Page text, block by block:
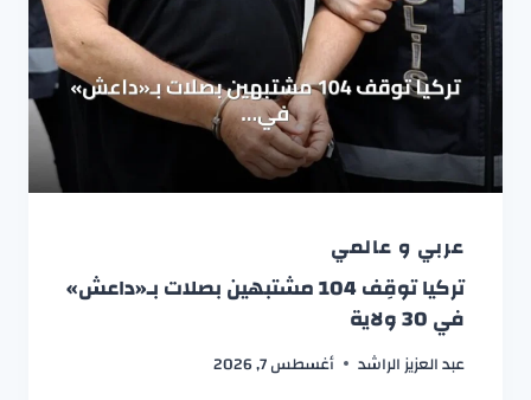
عربي و عالمي
تركيا توقِف 104 مشتبهين بصلات بـ«داعش»
في 30 ولاية
عبد العزيز الراشد أغسطس 7, 2026